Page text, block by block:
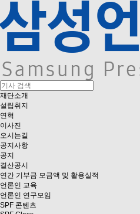
재단소개
설립취지
연혁
이사진
오시는길
공지사항
공지
결산공시
연간 기부금 모금액 및 활용실적
언론인 교육
언론인 연구모임
SPF 콘텐츠